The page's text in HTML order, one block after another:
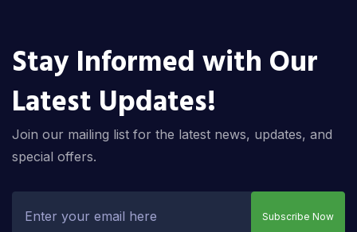
Stay Informed with Our
Latest Updates!
Join our mailing list for the latest news, updates, and
special offers.
Subscribe Now